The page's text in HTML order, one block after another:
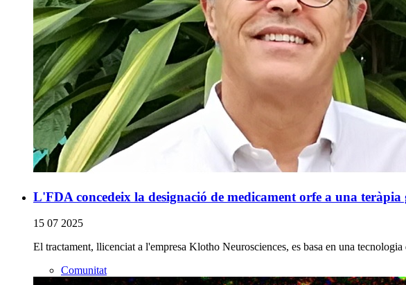
L'FDA concedeix la designació de medicament orfe a una
15 07 2025
El tractament, llicenciat a l'empresa Klotho Neurosciences, es basa en una
Comunitat